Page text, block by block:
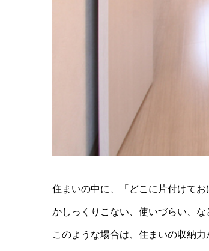
住まいの中に、「どこに片付けて
かしっくりこない、使いづらい、な
このような場合は、住まいの収納